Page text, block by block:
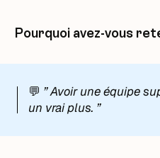
Pourquoi avez-vous
💬 ” Avoir une équipe
un vrai plus. ”